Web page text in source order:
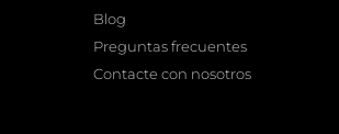
Blog
Preguntas frecuentes
Contacte con nosotros